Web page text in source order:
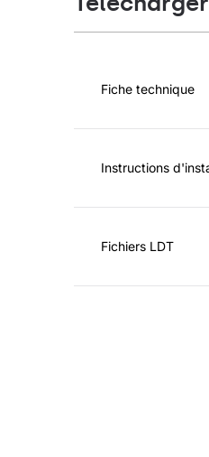
Fiche technique
Instructions
Fichiers LDT